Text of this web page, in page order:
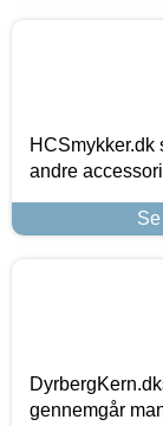
andre
gennemgår